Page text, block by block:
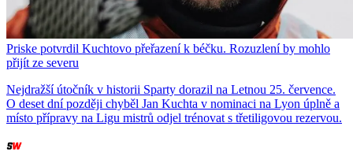
Priske potvrdil Kuchtovo přeřazení k béčku. Rozuzlení by mohlo
přijít ze severu
Nejdražší útočník v historii Sparty dorazil na Letnou 25. července.
O deset dní později chyběl Jan Kuchta v nominaci na Lyon úplně a
místo přípravy na Ligu mistrů odjel trénovat s třetiligovou rezervou.